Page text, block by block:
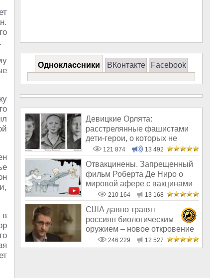
в
Одноклассники ВКонтакте Facebook
Девицкие Орлята:
расстрелянные фашистами
дети-герои, о которых не
рассказывают в шк
121 874 13 492
Отвакцинены. Запрещенный
фильм Роберта Де Ниро о
мировой афере с вакцинами
210 164 13 168
США давно травят
россиян биологическим
оружием – новое откровение
Эдварда Сноудена
246 229 12 527